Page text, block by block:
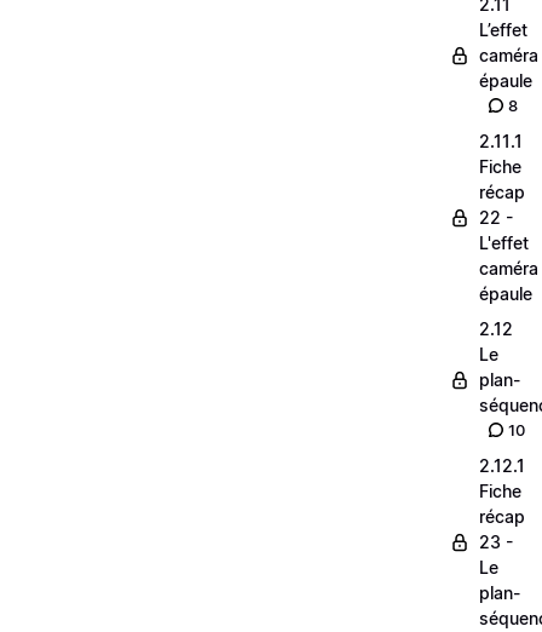
2.11
L’effet
caméra
épaule
8
2.11.1
Fiche
récap
22 -
L'effet
caméra
épaule
2.12
Le
plan-
10
2.12.1
Fiche
récap
23 -
Le
plan-